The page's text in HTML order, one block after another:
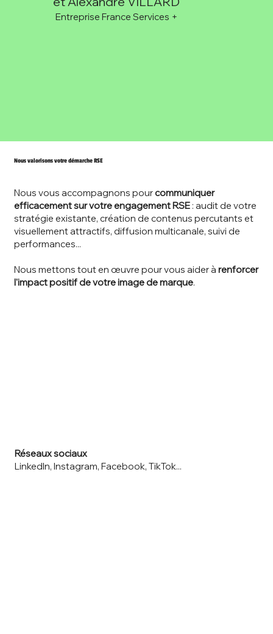
Entreprise France Services +
Nous valorisons votre démarche RSE
Nous vous accompagnons pourcommuniquer
efficacement sur votre engagement RSE: audit de votre
stratégie existante, création de contenus percutants et
visuellement attractifs, diffusion multicanale, suivi de
performances...
Nous mettons tout en œuvre pour vous aider à renforcer
l'impact positif de votre image de marque.
Réseaux sociaux
LinkedIn, Instagram, Facebook, TikTok...